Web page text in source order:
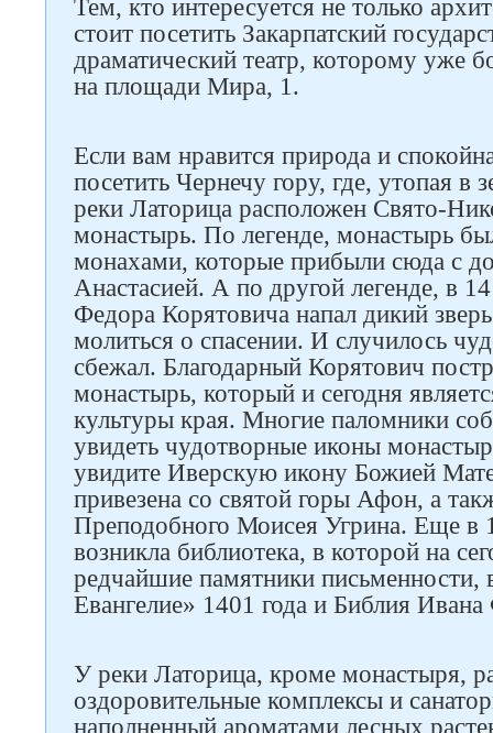
Тем, кто интересуется не только
стоит посетить Закарпатский
драматический театр, которому уже
на площади Мира, 1.
Если вам нравится природа и
посетить Чернечу гору, где, утопая в
реки Латорица расположен Свято-
монастырь. По легенде, монастырь
монахами, которые прибыли сюда с
Анастасией. А по другой легенде, в
Федора Корятовича напал дикий
молиться о спасении. И случилось
сбежал. Благодарный Корятович
монастырь, который и сегодня
культуры края. Многие паломники
увидеть чудотворные иконы
увидите Иверскую икону Божией
привезена со святой горы Афон, а
Преподобного Моисея Угрина. Еще в
возникла библиотека, в которой на
редчайшие памятники письменности,
Евангелие» 1401 года и Библия
У реки Латорица, кроме монастыря,
оздоровительные комплексы и
наполненный ароматами лесных